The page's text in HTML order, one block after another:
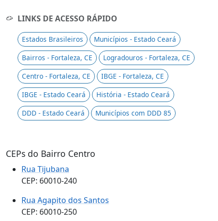
LINKS DE ACESSO RÁPIDO
Estados Brasileiros
Municípios - Estado Ceará
Bairros - Fortaleza, CE
Logradouros - Fortaleza, CE
Centro - Fortaleza, CE
IBGE - Fortaleza, CE
IBGE - Estado Ceará
História - Estado Ceará
DDD - Estado Ceará
Municípios com DDD 85
CEPs do Bairro Centro
Rua Tijubana
CEP: 60010-240
Rua Agapito dos Santos
CEP: 60010-250